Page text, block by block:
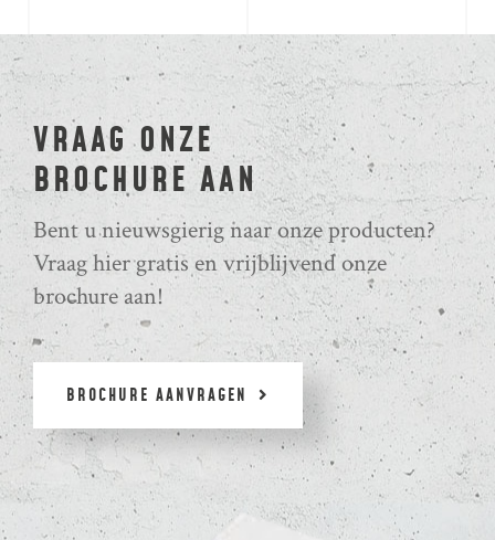
VRAAG ONZE
BROCHURE AAN
Bent u nieuwsgierig naar onze producten?
Vraag hier gratis en vrijblijvend onze
brochure aan!
BROCHURE AANVRAGEN